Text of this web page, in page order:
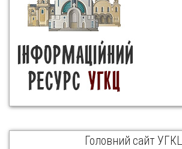
Головний сайт